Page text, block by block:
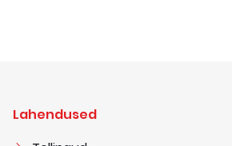
Lahendused